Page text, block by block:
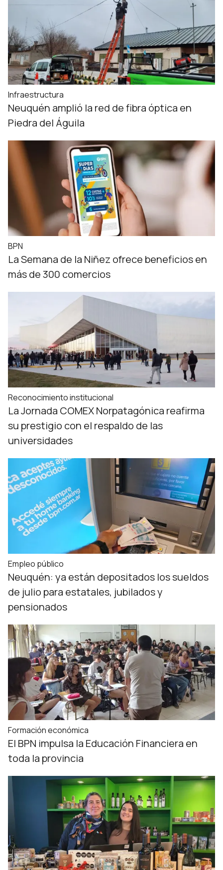
Infraestructura
Neuquén amplió la red de fibra óptica en
Piedra del Águila
BPN
La Semana de la Niñez ofrece beneficios en
más de 300 comercios
Reconocimiento institucional
La Jornada COMEX Norpatagónica reafirma
su prestigio con el respaldo de las
universidades
Empleo público
Neuquén: ya están depositados los sueldos
de julio para estatales, jubilados y
pensionados
Formación económica
El BPN impulsa la Educación Financiera en
toda la provincia